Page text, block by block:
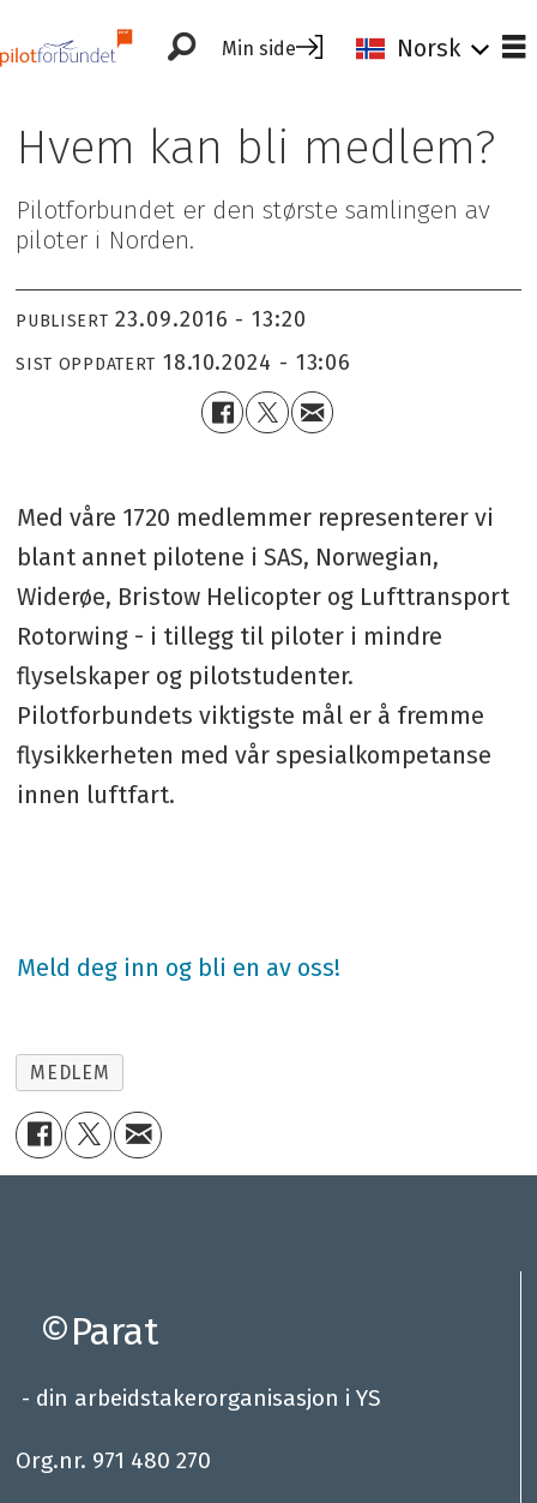
Min side Norsk
Hvem kan bli medlem?
Pilotforbundet er den største samlingen av
piloter i Norden.
PUBLISERT 23.09.2016 - 13:20
SIST OPPDATERT 18.10.2024 - 13:06
Med våre 1720 medlemmer representerer vi
blant annet pilotene i SAS, Norwegian,
Widerøe, Bristow Helicopter og Lufttransport
Rotorwing - i tillegg til piloter i mindre
flyselskaper og pilotstudenter.
Pilotforbundets viktigste mål er å fremme
flysikkerheten med vår spesialkompetanse
innen luftfart.
Meld deg inn og bli en av oss!
MEDLEM
©Parat
- din arbeidstakerorganisasjon i YS
Org.nr. 971 480 270